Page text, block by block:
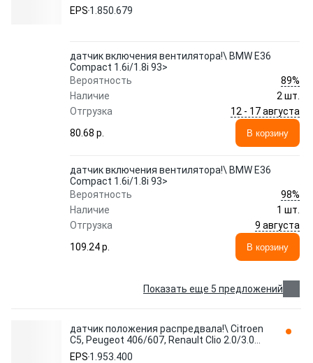
EPS 1.850.679
датчик включения вентилятора!\ BMW E36
Compact 1.6i/1.8i 93>
Вероятность
89%
Наличие
2 шт.
Отгрузка
12 - 17 августа
80.68 p.
В корзину
датчик включения вентилятора!\ BMW E36
Compact 1.6i/1.8i 93>
Вероятность
98%
Наличие
1 шт.
Отгрузка
9 августа
109.24 p.
В корзину
Показать еще 5 предложений
датчик положения распредвала!\ Citroen
C5, Peugeot 406/607, Renault Clio 2.0/3.0
00> 1.953.400 EPS
EPS 1.953.400